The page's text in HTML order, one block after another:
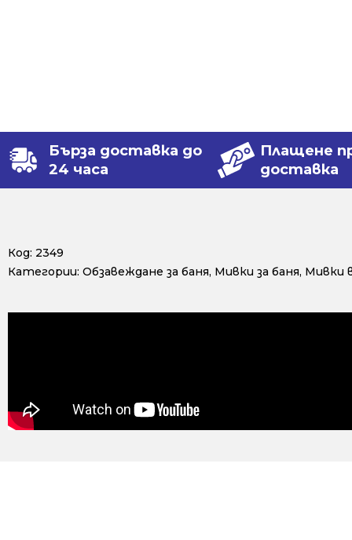
Бърза доставка до
24 часа
Плащене
доставка
Код: 2349
Категории: Обзавеждане за баня, Мивки за баня, Мивки